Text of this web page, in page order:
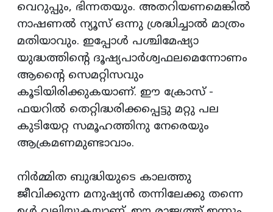
വെറുപ്പും, ഭിന്നതയും. അതറിയണമെങ്കില്‍
നാഷണല്‍ ന്യൂസ് ഒന്നു ശ്രദ്ധിച്ചാല്‍ മാത്രം
മതിയാവും. ഇപ്പോള്‍ പശ്ചിമേഷ്യാ
യുദ്ധത്തിന്റെ ദൂഷ്യപാര്‍ശ്വഫലമെന്നോണം
ആന്റൈ സെമറ്റിസവും
കൂടിയിരിക്കുകയാണ്. ഈ ക്രോസ് -
ഫയറില്‍ തെറ്റിദ്ധരിക്കപ്പെട്ടു മറ്റു പല
കുടിയേറ്റ സമൂഹത്തിനു നേരെയും
ആക്രമണമുണ്ടാവാം.
നിര്‍മ്മിത ബുദ്ധിയുടെ കാലത്തു
ജീവിക്കുന്ന മനുഷ്യന്‍ തന്നിലേക്കു തന്നെ